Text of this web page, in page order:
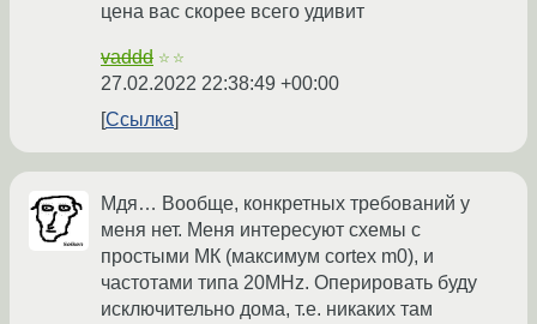
цена вас скорее всего удивит
vaddd ☆☆
27.02.2022 22:38:49 +00:00
Ссылка
Мдя… Вообще, конкретных требований у
меня нет. Меня интересуют схемы с
простыми МК (максимум cortex m0), и
частотами типа 20MHz. Оперировать буду
исключительно дома, т.е. никаких там